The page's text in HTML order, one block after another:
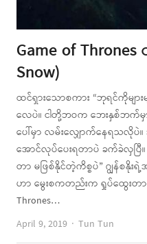
Game of
Snow)
ထင်ရှားသောစကား “ဘုရင်ကိုမျာ
လေပဲ။ ငါတို့ဘဝက ဘေးနှစ်ဘက်မှ
ပေါ်မှာ လမ်းလျှောက်နေရသလို
အောင်လုပ်ပေးရတာပဲ ခက်ခဲလှ
တာ မဖြစ်နိုင်တဲ့ကိစ္စပဲ” ဂျွန်စ
ဟာ မွေးစကတည်းက ရှုပ်ထွေးတာကို
Thrones…
April 9, 2019
Author
Tun Tun